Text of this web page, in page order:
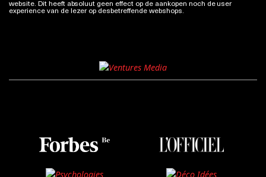
website. Dit heeft absoluut geen effect op de aankopen noch de user
experience van de lezer op desbetreffende webshops.